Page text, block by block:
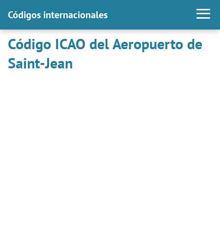
Códigos internacionales
Código ICAO del Aeropuerto de
Saint-Jean